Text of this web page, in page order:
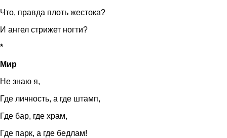
Что, правда плоть жестока?
И ангел стрижет ногти?
*
Мир
Не знаю я,
Где личность, а где штамп,
Где бар, где храм,
Где парк, а где бедлам!